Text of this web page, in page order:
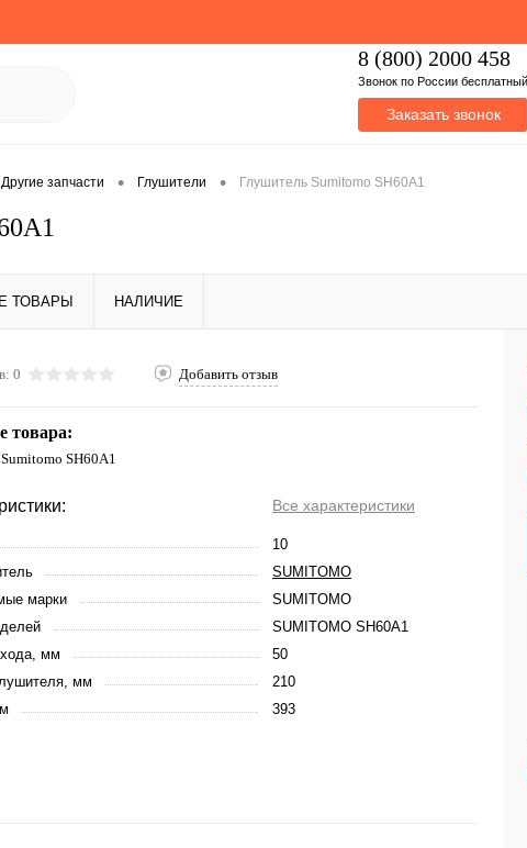
8 (800) 2000 458
Звонок по России бесплатный
Заказать звонок
Другие запчасти • Глушители • Глушитель Sumitomo SH60A1
ТОВАРЫ НАЛИЧИЕ
0 Добавить отзыв
товара:
SH60A1
Все характеристики
10
SUMITOMO
марки
SUMITOMO
SUMITOMO SH60A1
мм
50
мм
210
393